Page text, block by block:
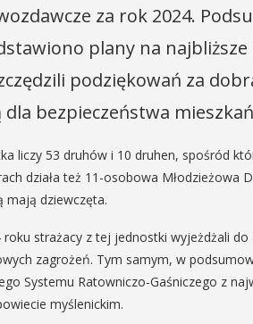
za rok 2024.
plany na
podziękowań za
dla bezpieczeństwa
liczy 53 druhów i 10 druhen, spośród
działa też 11-osobowa Młodzieżowa
mają dziewczęta.
roku strażacy z tej jednostki wyjeżdżali
zagrożeń. Tym samym, w
Systemu Ratowniczo-Gaśniczego z
myślenickim.